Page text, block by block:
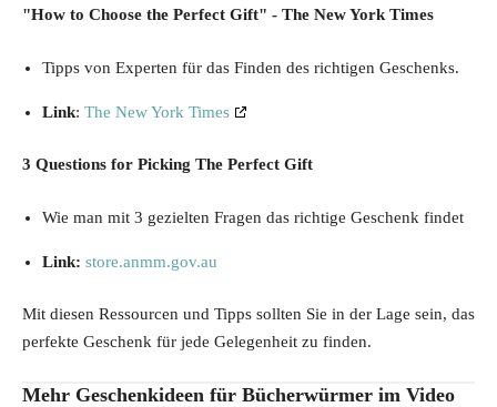
"How to Choose the Perfect Gift" - The New York Times
Tipps von Experten für das Finden des richtigen Geschenks.
Link: The New York Times
3 Questions for Picking The Perfect Gift
Wie man mit 3 gezielten Fragen das richtige Geschenk findet
Link: store.anmm.gov.au
Mit diesen Ressourcen und Tipps sollten Sie in der Lage sein, das
perfekte Geschenk für jede Gelegenheit zu finden.
Mehr Geschenkideen für Bücherwürmer im Video